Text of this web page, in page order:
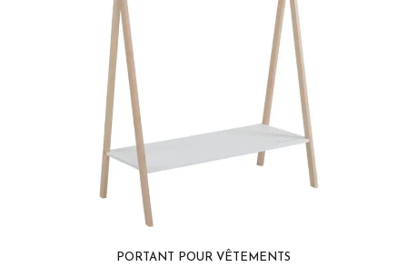
PORTANT POUR VÊTEMENTS